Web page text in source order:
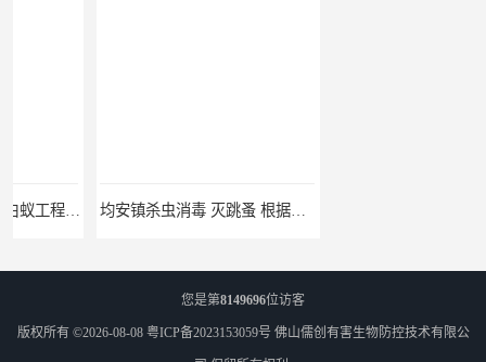
均安镇杀虫消毒 灭跳蚤 根据现场情况定制中害方案
您是第8149696位访客
版权所有 ©2026-08-08 粤ICP备2023153059号 佛山儒创有害生物防控技术有限公